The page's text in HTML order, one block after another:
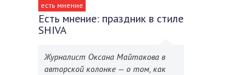
есть мнение
Есть мнение: праздник в стиле
SHIVA
Журналист Оксана Майтакова в
авторской колонке — о том, как